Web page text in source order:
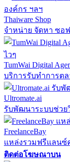
Thaiware Shop
จำหน่าย จัดหา ซอ
TumWai Digital
บริการรับทำการต
Ultromate.ai
รับพัฒนาระบบช่วย
FreelanceBay
แหล่งรวมฟรีแลน
ติดต่อโฆษณาบน